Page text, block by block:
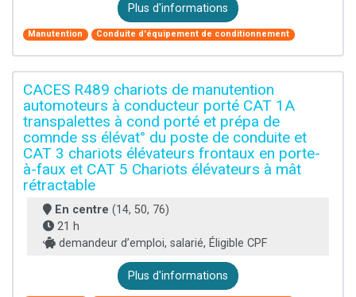
Plus d'informations
Manutention Conduite d'équipement de conditionnement
CACES R489 chariots de manutention
automoteurs à conducteur porté CAT 1A
transpalettes à cond porté et prépa de
comnde ss élévat° du poste de conduite et
CAT 3 chariots élévateurs frontaux en porte-
à-faux et CAT 5 Chariots élévateurs à mât
rétractable
En centre (14, 50, 76)
21 h
demandeur d’emploi, salarié, Éligible CPF
Plus d'informations